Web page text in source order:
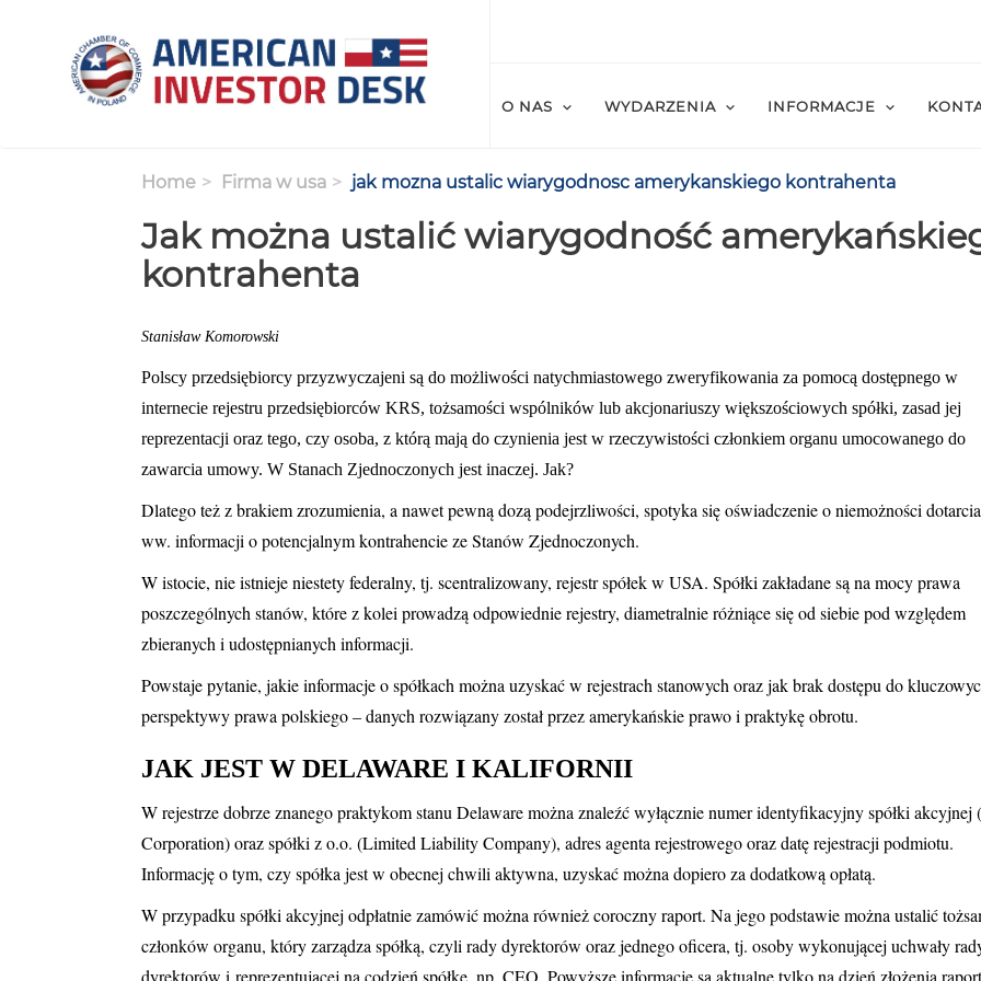
O NAS WYDARZENIA INFORMACJE
Home Firma w usa jak mozna ustalic wiarygodnosc amerykanskiego kontrahenta
Jak można ustalić wiarygodność
kontrahenta
Stanisław Komorowski
Polscy przedsiębiorcy przyzwyczajeni są do możliwości natychmiastowego zweryfikowania za pomocą dostępnego w
internecie rejestru przedsiębiorców KRS, tożsamości wspólników lub akcjonariuszy większościowych spółki, zasad jej
reprezentacji oraz tego, czy osoba, z którą mają do czynienia jest w rzeczywistości członkiem organu umocowanego do
zawarcia umowy. W Stanach Zjednoczonych jest inaczej. Jak?
Dlatego też z brakiem zrozumienia, a nawet pewną dozą podejrzliwości, spotyka się oświadczenie o niemożności
ww. informacji o potencjalnym kontrahencie ze Stanów Zjednoczonych.
W istocie, nie istnieje niestety federalny, tj. scentralizowany, rejestr spółek w USA. Spółki zakładane są na mocy prawa
poszczególnych stanów, które z kolei prowadzą odpowiednie rejestry, diametralnie różniące się od siebie pod względem
zbieranych i udostępnianych informacji.
Powstaje pytanie, jakie informacje o spółkach można uzyskać w rejestrach stanowych oraz jak brak dostępu do
perspektywy prawa polskiego – danych rozwiązany został przez amerykańskie prawo i praktykę obrotu.
JAK JEST W DELAWARE I KALIFORNII
W rejestrze dobrze znanego praktykom stanu Delaware można znaleźć wyłącznie numer identyfikacyjny spółki akcyjnej
Corporation) oraz spółki z o.o. (Limited Liability Company), adres agenta rejestrowego oraz datę rejestracji podmiotu.
Informację o tym, czy spółka jest w obecnej chwili aktywna, uzyskać można dopiero za dodatkową opłatą.
W przypadku spółki akcyjnej odpłatnie zamówić można również coroczny raport. Na jego podstawie można ustalić
członków organu, który zarządza spółką, czyli rady dyrektorów oraz jednego oficera, tj. osoby wykonującej uchwały
dyrektorów i reprezentującej na codzień spółkę, np. CEO. Powyższe informacje są aktualne tylko na dzień złożenia